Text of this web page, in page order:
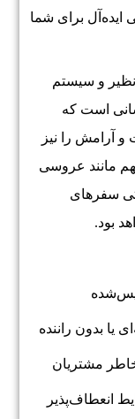
ایده‌آل برای شما
و سیستم
است که
آرامش را نیز
مانند عروسی
سفرهای
بود.
یا بدون راننده
انعطاف‌پذیر